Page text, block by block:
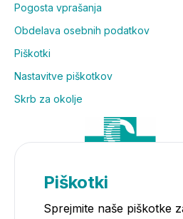
Pogosta vprašanja
Obdelava osebnih podatkov
Piškotki
Nastavitve piškotkov
Skrb za okolje
Piškotki
Sprejmite naše piškotke